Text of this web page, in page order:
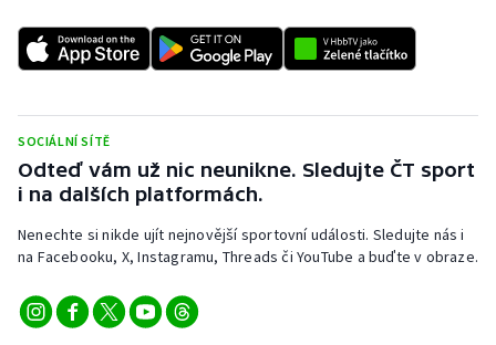
Short track
Stolní tenis
Triatlon
Veslování
Vodní slalom
SOCIÁLNÍ SÍTĚ
Odteď vám už nic neunikne. Sledujte ČT sport
i na dalších platformách.
Nenechte si nikde ujít nejnovější sportovní události. Sledujte nás i
na Facebooku, X, Instagramu, Threads či YouTube a buďte v obraze.